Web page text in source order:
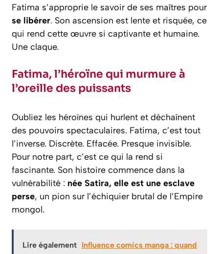
Fatima s’approprie le savoir de ses maîtres pour
se libérer. Son ascension est lente et risquée, ce
qui rend cette œuvre si captivante et humaine.
Une claque.
Fatima, l’héroïne qui murmure à
l’oreille des puissants
Oubliez les héroïnes qui hurlent et déchaînent
des pouvoirs spectaculaires. Fatima, c’est tout
l’inverse. Discrète. Effacée. Presque invisible.
Pour notre part, c’est ce qui la rend si
fascinante. Son histoire commence dans la
vulnérabilité : née Satira, elle est une esclave
perse, un pion sur l’échiquier brutal de l’Empire
mongol.
Lire également Influence comics manga : quand